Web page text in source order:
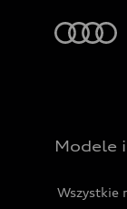
Modele
Wszystkie